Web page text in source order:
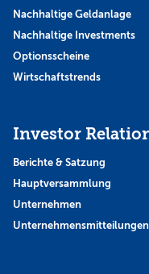
Nachhaltige Geldanlage
Nachhaltige Investments
Optionsscheine
Wirtschaftstrends
Investor
Berichte & Satzung
Hauptversammlung
Unternehmen
Unternehmensmitteilungen